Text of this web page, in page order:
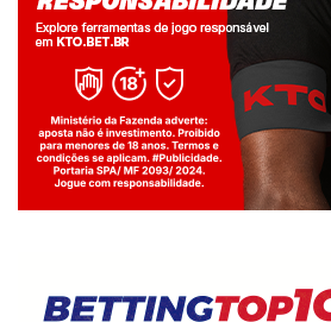
Jogue com responsabilidade. 18+